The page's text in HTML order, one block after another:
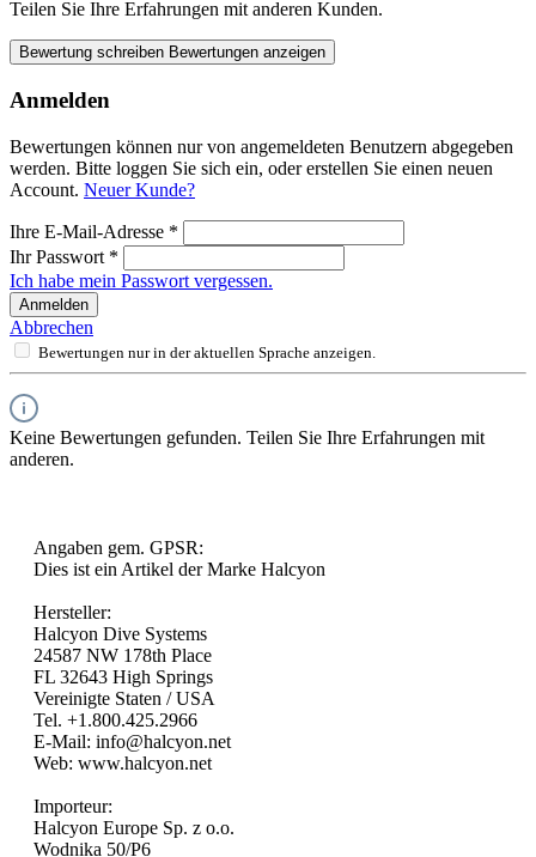
Teilen Sie Ihre Erfahrungen mit anderen Kunden.
Bewertung schreiben Bewertungen anzeigen
Anmelden
Bewertungen können nur von angemeldeten Benutzern abgegeben
werden. Bitte loggen Sie sich ein, oder erstellen Sie einen neuen
Account. Neuer Kunde?
Ihre E-Mail-Adresse *
Ihr Passwort *
Ich habe mein Passwort vergessen.
Anmelden
Abbrechen
Bewertungen nur in der aktuellen Sprache anzeigen.
Keine Bewertungen gefunden. Teilen Sie Ihre Erfahrungen mit
anderen.
Angaben gem. GPSR:
Dies ist ein Artikel der Marke Halcyon
Hersteller:
Halcyon Dive Systems
24587 NW 178th Place
FL 32643 High Springs
Vereinigte Staten / USA
Tel. +1.800.425.2966
E-Mail: info@halcyon.net
Web: www.halcyon.net
Importeur:
Halcyon Europe Sp. z o.o.
Wodnika 50/P6